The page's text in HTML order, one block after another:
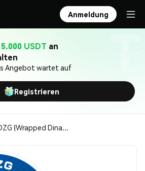
Anmeldung
USDT an
Angebot wartet auf
Registrieren
WDZG (Wrapped Dinamo Zagreb (Kayen))